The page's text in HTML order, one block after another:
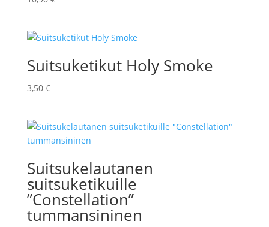
Suitsuketikut Holy Smoke
3,50 €
Suitsukelautanen
suitsuketikuille
”Constellation”
tummansininen